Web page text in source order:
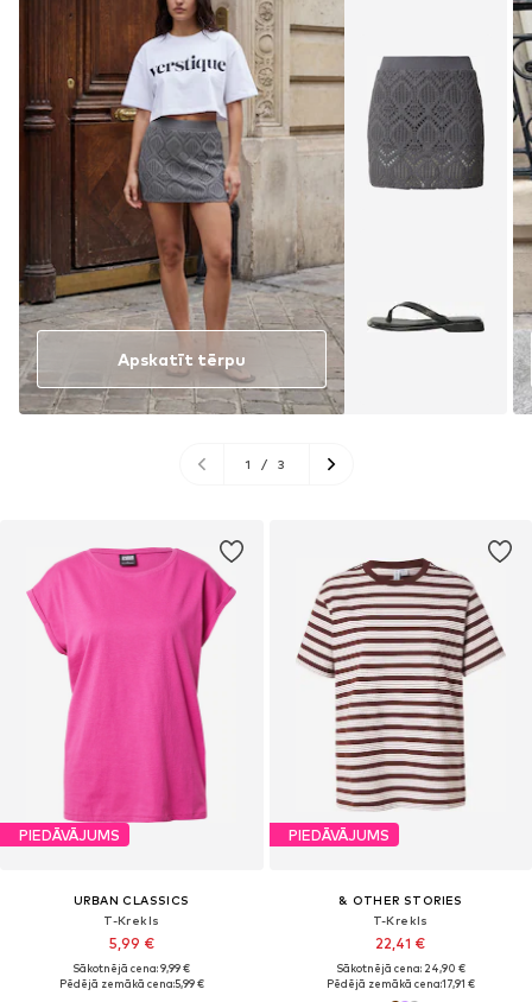
PIEDĀVĀJUMS
URBAN CLASSICS
T-Krekls
5,99 €
Sākotnējā cena: 9,99 €
Pēdējā zemākā cena:5,99 €
PIEDĀVĀJUMS
& OTHER STORIES
T-Krekls
22,41 €
Sākotnējā cena: 24,90 €
Pēdējā zemākā cena:17,91 €
Apskatīt tērpu
1 / 3